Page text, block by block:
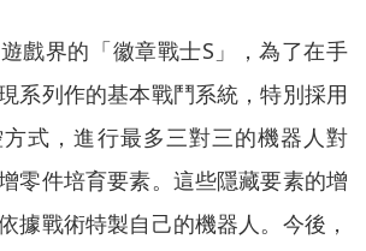
戲界的「徽章戰士S」，為了在手
系列作的基本戰鬥系統，特別採用
式，進行最多三對三的機器人對
零件培育要素。這些隱藏要素的增
據戰術特製自己的機器人。今後，